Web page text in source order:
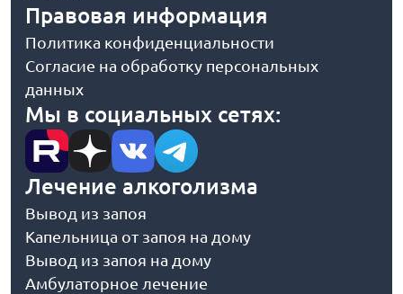
Правовая информация
Политика конфиденциальности
Согласие на обработку персональных
данных
Мы в социальных сетях:
Лечение алкоголизма
Вывод из запоя
Капельница от запоя на дому
Вывод из запоя на дому
Амбулаторное лечение